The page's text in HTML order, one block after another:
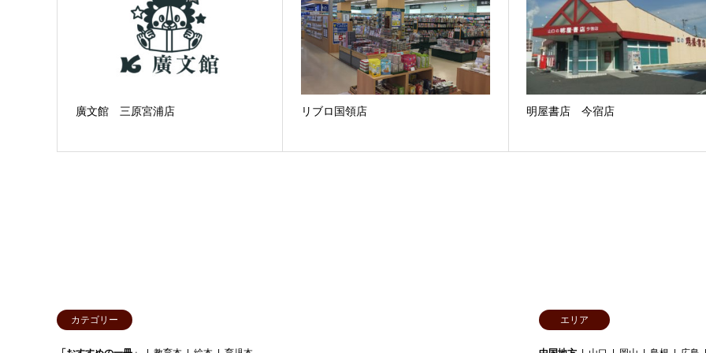
廣文館 三原宮浦店 リブロ国領店 明屋書店 今宿店
カテゴリー エリア